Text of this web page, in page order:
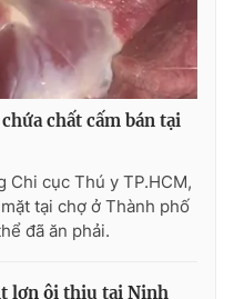
Việt Nam
điện tử số 483/GP-BTTTT
Phạm Quốc Thắng,
355 932
chất cấm bán tại
Chi cục Thú y TP.HCM,
tại chợ ở Thành phố
đã ăn phải.
lợn ôi thiu tại Ninh